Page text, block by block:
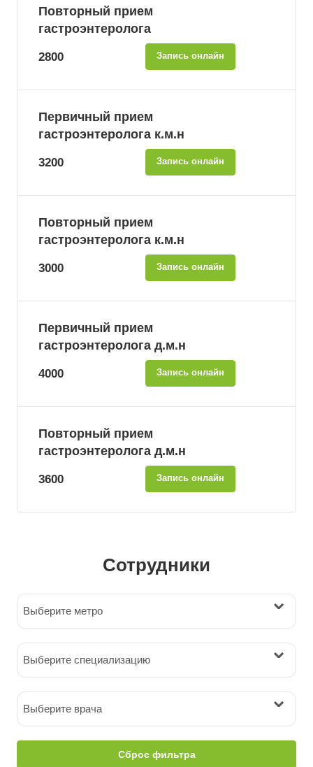
Повторный прием
гастроэнтеролога
2800 Запись онлайн
Первичный прием
гастроэнтеролога к.м.н
3200 Запись онлайн
Повторный прием
гастроэнтеролога к.м.н
3000 Запись онлайн
Первичный прием
гастроэнтеролога д.м.н
4000 Запись онлайн
Повторный прием
гастроэнтеролога д.м.н
3600 Запись онлайн
Сотрудники
Выберите метро
Выберите специализацию
Выберите врача
Сброс фильтра